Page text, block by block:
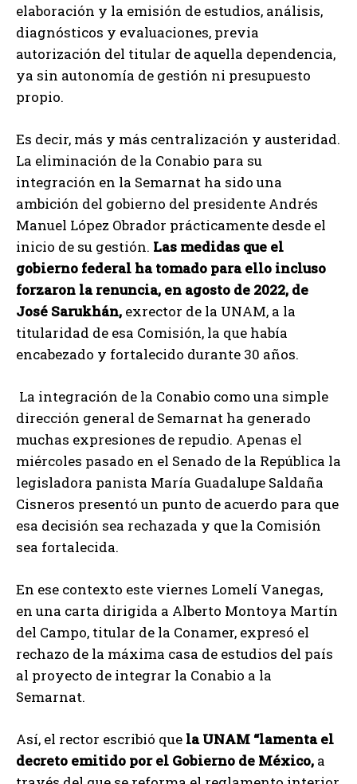
elaboración y la emisión de estudios, análisis,
diagnósticos y evaluaciones, previa
autorización del titular de aquella dependencia,
ya sin autonomía de gestión ni presupuesto
propio.
Es decir, más y más centralización y austeridad.
La eliminación de la Conabio para su
integración en la Semarnat ha sido una
ambición del gobierno del presidente Andrés
Manuel López Obrador prácticamente desde el
inicio de su gestión. Las medidas que el
gobierno federal ha tomado para ello incluso
forzaron la renuncia, en agosto de 2022, de
José Sarukhán, exrector de la UNAM, a la
titularidad de esa Comisión, la que había
encabezado y fortalecido durante 30 años.
La integración de la Conabio como una simple
dirección general de Semarnat ha generado
muchas expresiones de repudio. Apenas el
miércoles pasado en el Senado de la República la
legisladora panista María Guadalupe Saldaña
Cisneros presentó un punto de acuerdo para que
esa decisión sea rechazada y que la Comisión
sea fortalecida.
En ese contexto este viernes Lomelí Vanegas,
en una carta dirigida a Alberto Montoya Martín
del Campo, titular de la Conamer, expresó el
rechazo de la máxima casa de estudios del país
al proyecto de integrar la Conabio a la
Semarnat.
Así, el rector escribió que la UNAM “lamenta el
decreto emitido por el Gobierno de México, a